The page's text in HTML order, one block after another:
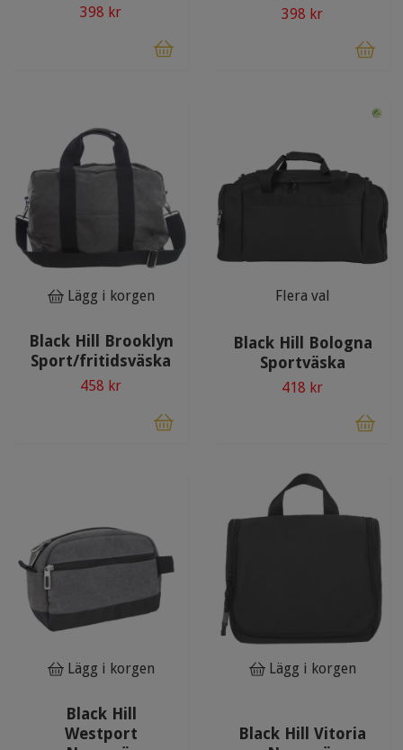
398 kr 398 kr
Lägg i korgen
Black Hill Brooklyn
Sport/fritidsväska
458 kr
Flera val
Black Hill Bologna
Sportväska
418 kr
Lägg i korgen
Black Hill
Westport
Lägg i korgen
Black Hill Vitoria